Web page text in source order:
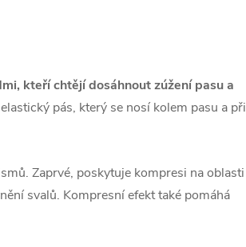
kteří chtějí dosáhnout zúžení pasu a
pás, který se nosí kolem pasu a při
Zaprvé, poskytuje kompresi na oblasti
svalů. Kompresní efekt také pomáhá